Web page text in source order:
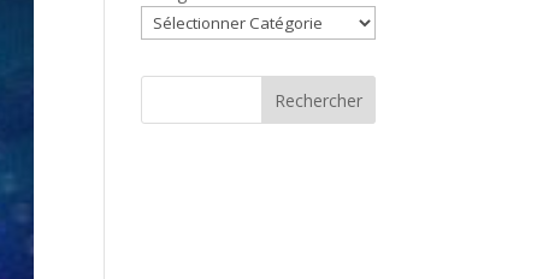
Rechercher